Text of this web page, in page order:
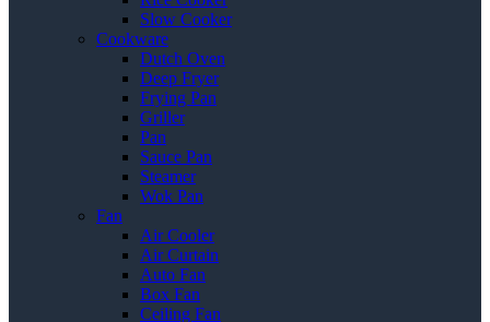
Slow Cooker
Cookware
Dutch Oven
Deep Fryer
Frying Pan
Griller
Pan
Sauce Pan
Steamer
Wok Pan
Fan
Air Cooler
Air Curtain
Auto Fan
Box Fan
Ceiling Fan